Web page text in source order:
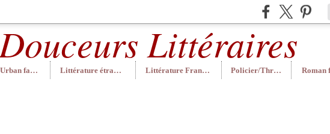
Bit-Lit & Urban fantasy Littérature étrangère Littérature Française Policier/Thriller